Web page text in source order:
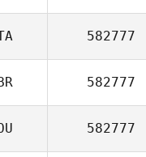
582777
582777
582777